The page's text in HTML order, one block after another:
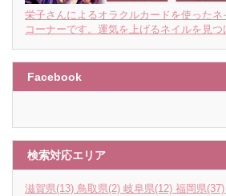
栄子さんによるオラクルカードを使った
コーナーです。運気を上げるネイルを見つ
Facebook
検索対応エリア
滋賀県(13) 鳥取県(2) 岐阜県(12) 福岡県(37)